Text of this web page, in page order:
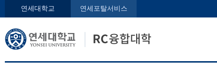
연세대학교 연세포탈서비스
인사말
오시는 길
학사지도사